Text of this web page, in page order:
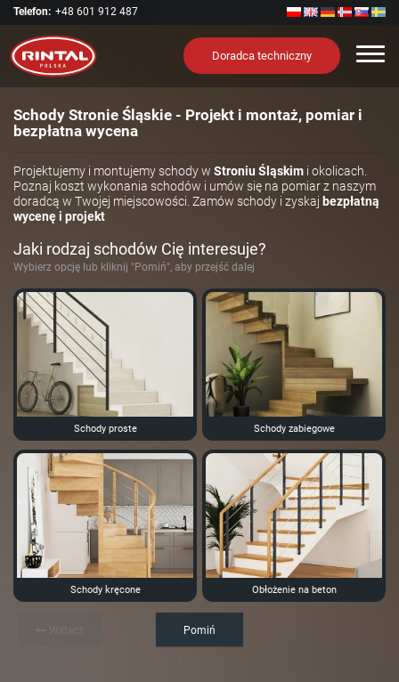
Telefon: +48 601 912 487
Doradca techniczny
Schody Stronie Śląskie - Projekt i montaż, pomiar i
bezpłatna wycena
Projektujemy i montujemy schody w Stroniu Śląskim i okolicach.
Poznaj koszt wykonania schodów i umów się na pomiar z naszym
doradcą w Twojej miejscowości. Zamów schody i zyskaj bezpłatną
wycenę i projekt
Jaki rodzaj schodów Cię interesuje?
Wybierz opcję lub kliknij "Pomiń", aby przejść dalej
Schody proste Schody zabiegowe
Schody kręcone Obłożenie na beton
Pomiń